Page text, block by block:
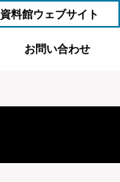
資料館ウェブサイト
お問い合わせ